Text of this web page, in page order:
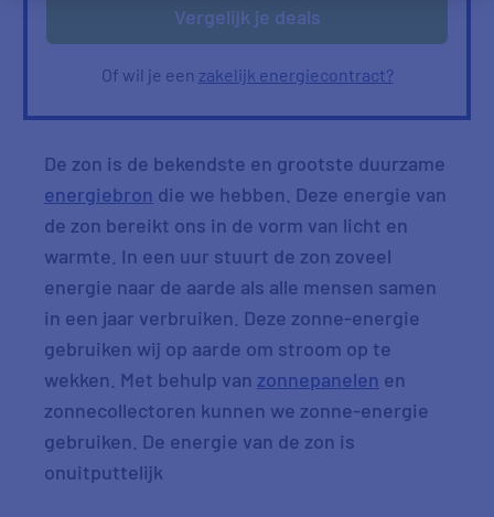
Vergelijk je deals
Of wil je een zakelijk energiecontract?
De zon is de bekendste en grootste duurzame
energiebron die we hebben. Deze energie van
de zon bereikt ons in de vorm van licht en
warmte. In een uur stuurt de zon zoveel
energie naar de aarde als alle mensen samen
in een jaar verbruiken. Deze zonne-energie
gebruiken wij op aarde om stroom op te
wekken. Met behulp van zonnepanelen en
zonnecollectoren kunnen we zonne-energie
gebruiken. De energie van de zon is
onuitputtelijk